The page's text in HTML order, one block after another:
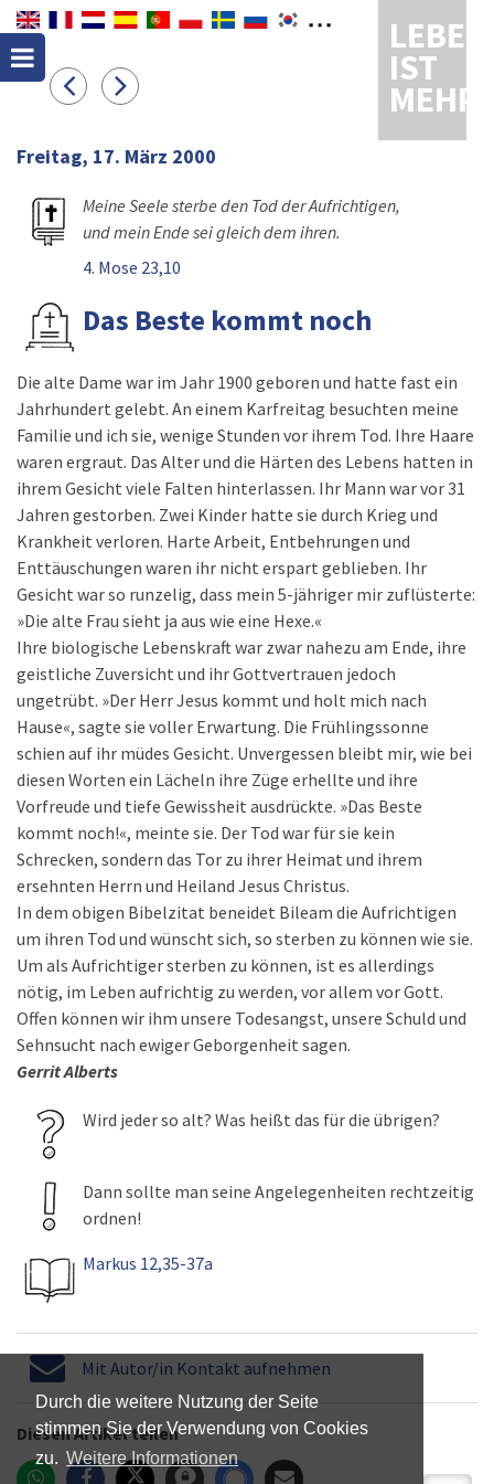
Durch die weitere Nutzung der Seite
stimmen Sie der Verwendung von Cookies
zu. Weitere Informationen
LEBEN
IST
MEHR
Freitag, 17. März 2000
Meine Seele sterbe den Tod der Aufrichtigen,
und mein Ende sei gleich dem ihren.
4. Mose 23,10
Das Beste kommt noch
Die alte Dame war im Jahr 1900 geboren und hatte fast ein
Jahrhundert gelebt. An einem Karfreitag besuchten meine
Familie und ich sie, wenige Stunden vor ihrem Tod. Ihre Haare
waren ergraut. Das Alter und die Härten des Lebens hatten in
ihrem Gesicht viele Falten hinterlassen. Ihr Mann war vor 31
Jahren gestorben. Zwei Kinder hatte sie durch Krieg und
Krankheit verloren. Harte Arbeit, Entbehrungen und
Enttäuschungen waren ihr nicht erspart geblieben. Ihr
Gesicht war so runzelig, dass mein 5-jähriger mir zuflüsterte:
»Die alte Frau sieht ja aus wie eine Hexe.«
Ihre biologische Lebenskraft war zwar nahezu am Ende, ihre
geistliche Zuversicht und ihr Gottvertrauen jedoch
ungetrübt. »Der Herr Jesus kommt und holt mich nach
Hause«, sagte sie voller Erwartung. Die Frühlingssonne
schien auf ihr müdes Gesicht. Unvergessen bleibt mir, wie bei
diesen Worten ein Lächeln ihre Züge erhellte und ihre
Vorfreude und tiefe Gewissheit ausdrückte. »Das Beste
kommt noch!«, meinte sie. Der Tod war für sie kein
Schrecken, sondern das Tor zu ihrer Heimat und ihrem
ersehnten Herrn und Heiland Jesus Christus.
In dem obigen Bibelzitat beneidet Bileam die Aufrichtigen
um ihren Tod und wünscht sich, so sterben zu können wie sie.
Um als Aufrichtiger sterben zu können, ist es allerdings
nötig, im Leben aufrichtig zu werden, vor allem vor Gott.
Offen können wir ihm unsere Todesangst, unsere Schuld und
Sehnsucht nach ewiger Geborgenheit sagen.
Gerrit Alberts
Wird jeder so alt? Was heißt das für die übrigen?
Dann sollte man seine Angelegenheiten rechtzeitig
ordnen!
Markus 12,35-37a
Mit Autor/in Kontakt aufnehmen
Diesen Artikel teilen